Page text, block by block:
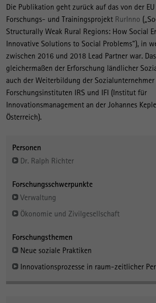
Die Publikation geht zurück auf das von der
Forschungs- und Trainingsprojekt RurInno
Structurally Weak Rural Regions: How Social
Innovative Solutions to Social Problems“), in
zwischen 2016 und 2018 Lead Partner war.
gleichermaßen der Erforschung ländlicher
auch der Weiterbildung der
Forschungsinstituten IRS und IFI (Institut für
Innovationsmanagement an der Johannes
Österreich).
Personen
Dr. Ralph Richter
Forschungsschwerpunkte
Verwaltung
Ökonomie und Zivilgesellschaft
Forschungsthemen
Neue soziale Praktiken
Innovationsprozesse in raum-zeitlicher